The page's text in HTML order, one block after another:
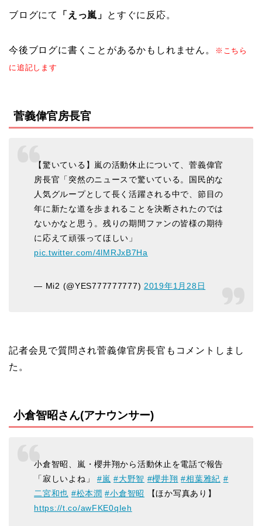
ブログにて 「えっ嵐」 とすぐに反応。
今後ブログに書くことがあるかもしれません。
※こちら
に追記します
菅義偉官房長官
【驚いている】嵐の活動休止について、菅義偉官
房長官「突然のニュースで驚いている。国民的な
人気グループとして長く活躍される中で、節目の
年に新たな道を歩まれることを決断されたのでは
ないかなと思う。残りの期間ファンの皆様の期待
に応えて頑張ってほしい」
pic.twitter.com/4lMRJxB7Ha
— Mi2 (@YES777777777)2019年1月28日
記者会見で質問され菅義偉官房長官もコメントしまし
た。
小倉智昭さん(アナウンサー)
小倉智昭、嵐・櫻井翔から活動休止を電話で報告
「寂しいよね」 #嵐 #大野智 #櫻井翔 #相葉雅紀 #
二宮和也 #松本潤 #小倉智昭
【ほか写真あり】
https://t.co/awFKE0qIeh